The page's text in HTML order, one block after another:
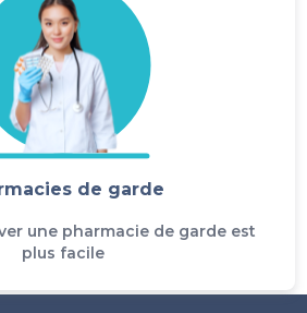
de garde
une pharmacie de garde est
plus facile